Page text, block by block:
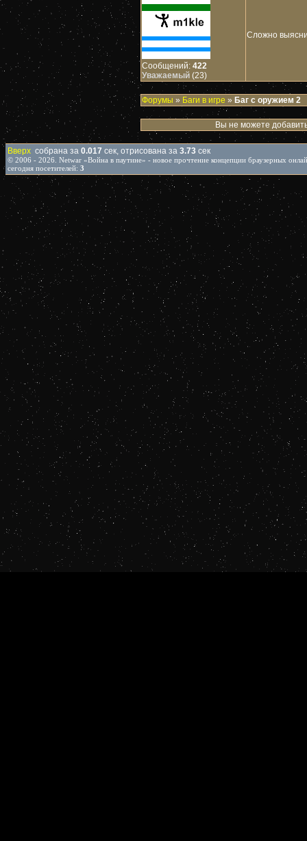
Сообщений: 422
Уважаемый (23)
Сложно
Форумы » Баги в игре » Баг с оружием 2
Вы не можете
Вверх собрана за 0.017 сек, отрисована за 3.73 сек
© 2006 - 2026. Netwar «Война в паутине» - новое прочтение концепции браузерных
сегодня посетителей: 3